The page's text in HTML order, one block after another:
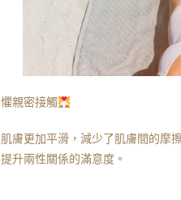
親密接觸
膚更加平滑，減少了肌膚間的摩
升兩性關係的滿意度。